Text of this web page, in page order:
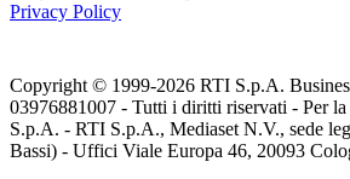
Privacy Policy
Copyright © 1999-2026 RTI S.p.A.
03976881007 - Tutti i diritti riservati - Per
S.p.A. - RTI S.p.A., Mediaset N.V., sede
Bassi) - Uffici Viale Europa 46, 20093